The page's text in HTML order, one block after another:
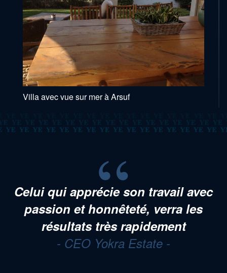
Villa avec vue sur mer à Arsuf
Vous n’avez jamais une deuxième
chance de faire une bonne première
impression
- CEO Yokra Estate -